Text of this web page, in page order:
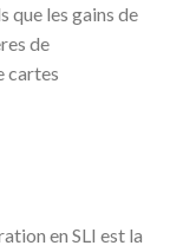
que les gains de
de
cartes
en SLI est la